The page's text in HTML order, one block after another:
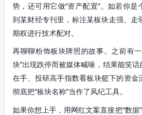
势，还可用它做“资产配置”。如若你是
到某财经专刊里，标注某板块走强、走
期权进行技术配对。
再聊聊粉饰板块牌照的故事。之前有
块”出现跌停而被媒体喊噪，结果能笑
在手、投研高手指数看板块籃下的资金
彻底把“板块名称”当作了风纪工具。
如果你想上手，用网红文案直接把“数据